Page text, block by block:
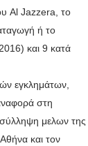
Al Jazzera, το
ή το
και 9 κατά
εγκλημάτων,
στη
μελων της
και τον